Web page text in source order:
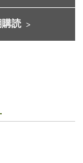
読